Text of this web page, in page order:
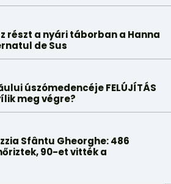
részt a nyári táborban a Hanna
de Sus
úszómedencéje FELÚJÍTÁS
meg végre?
Sfântu Gheorghe: 486
90-et vitték a